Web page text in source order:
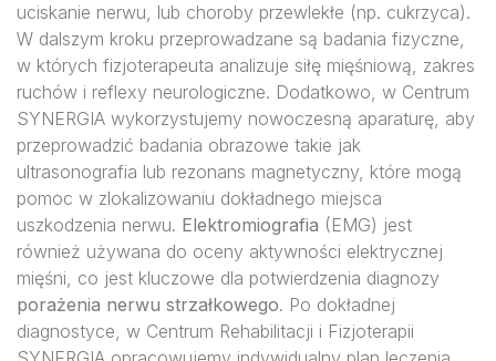
uciskanie nerwu, lub choroby przewlekłe (np. cukrzyca).
W dalszym kroku przeprowadzane są badania fizyczne,
w których fizjoterapeuta analizuje siłę mięśniową, zakres
ruchów i reflexy neurologiczne. Dodatkowo, w Centrum
SYNERGIA wykorzystujemy nowoczesną aparaturę, aby
przeprowadzić badania obrazowe takie jak
ultrasonografia lub rezonans magnetyczny, które mogą
pomoc w zlokalizowaniu dokładnego miejsca
uszkodzenia nerwu. Elektromiografia (EMG) jest
również używana do oceny aktywności elektrycznej
mięśni, co jest kluczowe dla potwierdzenia diagnozy
porażenia nerwu strzałkowego. Po dokładnej
diagnostyce, w Centrum Rehabilitacji i Fizjoterapii